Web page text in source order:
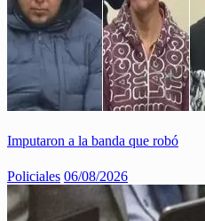
Imputaron a la banda que robó
Policiales 06/08/2026